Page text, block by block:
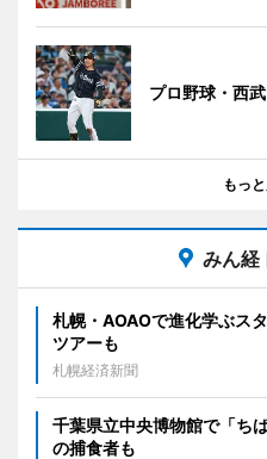
プロ野球・西
もっ
みん経
札幌・AOAOで進化学ぶス
ツアーも
札幌経済新聞
千葉県立中央博物館で「ち
の捕食者も